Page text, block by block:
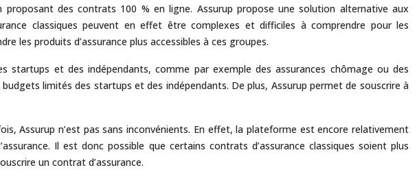
proposant des contrats 100 % en ligne. Assurup propose une solution alternative aux
classiques peuvent en effet être complexes et difficiles à comprendre pour les
les produits d’assurance plus accessibles à ces groupes.
et des indépendants, comme par exemple des assurances chômage ou des
limités des startups et des indépendants. De plus, Assurup permet de souscrire à
Assurup n’est pas sans inconvénients. En effet, la plateforme est encore relativement
Il est donc possible que certains contrats d’assurance classiques soient plus
un contrat d’assurance.